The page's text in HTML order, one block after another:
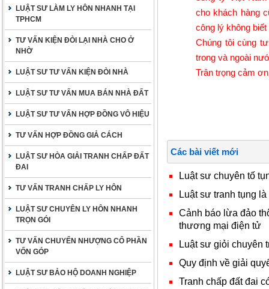
LUẬT SƯ LÀM LY HÔN NHANH TẠI
TPHCM
TƯ VẤN KIỆN ĐÒI LẠI NHÀ CHO Ở
NHỜ
LUẬT SƯ TƯ VẤN KIỆN ĐÒI NHÀ
LUẬT SƯ TƯ VẤN MUA BÁN NHÀ ĐẤT
LUẬT SƯ TƯ VẤN HỢP ĐỒNG VÔ HIỆU
TƯ VẤN HỢP ĐỒNG GIẢ CÁCH
LUẬT SƯ HÒA GIẢI TRANH CHẤP ĐẤT
ĐAI
TƯ VẤN TRANH CHẤP LY HÔN
LUẬT SƯ CHUYÊN LY HÔN NHANH
TRỌN GÓI
TƯ VẤN CHUYỂN NHƯỢNG CỔ PHẦN
VỐN GÓP
LUẬT SƯ BẢO HỘ DOANH NGHIỆP
cho khách hàng
công lý không
Chúng tôi cùng
trong và ngoài
Trân trọng cảm
Các bài viết mới
Luật sư chuyên tố
Luật sư tranh tụng
Cảnh báo lừa đảo
thương mại điện tử
Luật sư giỏi chuyên
Quy định về giải
Tranh chấp đất đai